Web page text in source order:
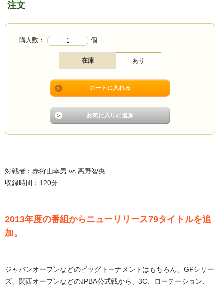
注文
購入数： 個
在庫 あり
対戦者：赤狩山幸男 vs 高野智央
収録時間：120分
2013年度の番組からニューリリース79タイトルを追
加。
ジャパンオープンなどのビッグトーナメントはもちろん、GPシリー
ズ、関西オープンなどのJPBA公式戦から、3C、ローテーション、